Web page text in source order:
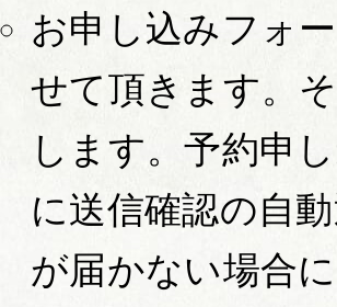
お申し込みフォ
せて頂きます。
します。予約申
に送信確認の自
が届かない場合